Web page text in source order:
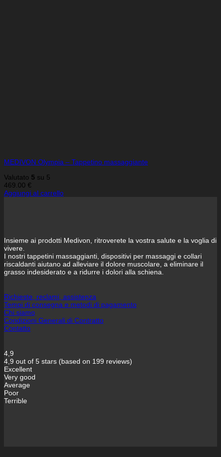
MEDIVON Olympia – Tappetino massaggiante
Valutato 5 su 5
469.00 €
Aggiungi al carrello
Insieme ai prodotti Medivon, ritroverete la vostra salute e la voglia di
vivere.
I nostri tappetini massaggianti, dispositivi per massaggi e collari
riscaldanti aiutano ad alleviare il dolore muscolare, a eliminare il
grasso indesiderato e a ridurre i dolori alla schiena.
Richieste, reclami, assistenza
Tempi di consegna e metodi di pagamento
Chi siamo
Condizioni Generali di Contratto
Contatto
4,9
4,9 out of 5 stars (based on 199 reviews)
Excellent
Very good
Average
Poor
Terrible